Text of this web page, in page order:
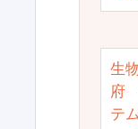
生
府
テ